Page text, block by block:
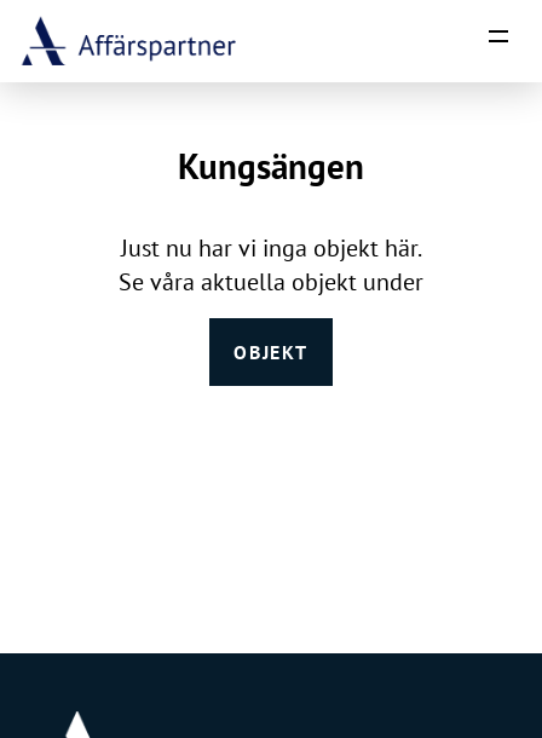
Kungsängen
Just nu har vi inga objekt här.
Se våra aktuella objekt under
OBJEKT